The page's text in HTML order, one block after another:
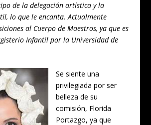
de la delegación artística y la
lo que le encanta. Actualmente
al Cuerpo de Maestros, ya que es
Infantil por la Universidad de
Se siente una
privilegiada por ser
belleza de su
comisión, Florida
Portazgo, ya que